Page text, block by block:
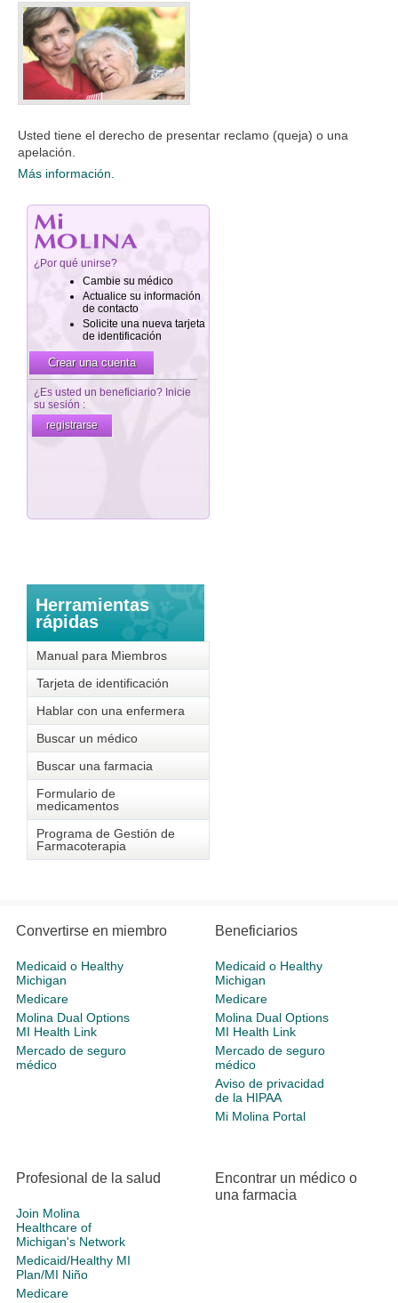
Usted tiene el derecho de presentar reclamo (queja) o una
apelación.​
Más información.
Herramientas
rápidas
Manual para Miembros
Tarjeta de identificación
Hablar con una enfermera
Buscar un médico
Buscar una farmacia
Formulario de
medicamentos
Programa de Gestión de
Farmacoterapia
Convertirse en miembro
Medicaid o Healthy
Michigan
Medicare
Molina Dual Options
MI Health Link
Mercado de seguro
médico
Beneficiarios
Medicaid o Healthy
Michigan
Medicare
Molina Dual Options
MI Health Link
Mercado de seguro
médico
Aviso de privacidad
de la HIPAA
Mi Molina Portal
Profesional de la salud
Join Molina
Healthcare of
Michigan's Network
Medicaid/Healthy MI
Plan/MI Niño
Medicare
Encontrar un médico o
una farmacia